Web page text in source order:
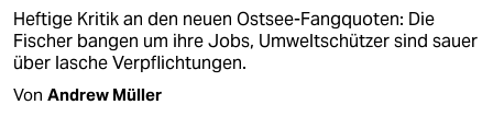
Heftige Kritik an den neuen Ostsee-Fangquoten: Die
Fischer bangen um ihre Jobs, Umweltschützer sind sauer
über lasche Verpflichtungen.
Von Andrew Müller